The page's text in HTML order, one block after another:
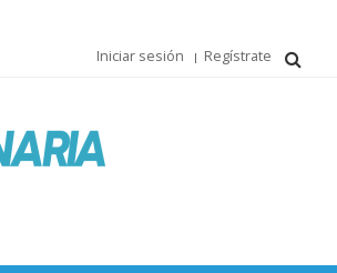
Iniciar sesión Regístrate